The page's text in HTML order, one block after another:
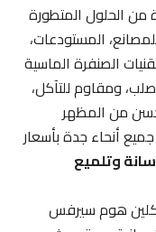
الحلول المتطورة
المستودعات،
الصنفرة الماسية
ومقاوم للتآكل،
من المظهر
أنحاء جدة بأسعار
وتلميع
هوم سيرفس